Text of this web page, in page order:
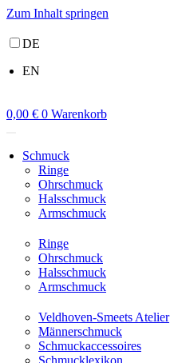
Zum Inhalt springen
DE
EN
0,00 € 0 Warenkorb
Schmuck
Ringe
Ohrschmuck
Halsschmuck
Armschmuck
Ringe
Ohrschmuck
Halsschmuck
Armschmuck
Veldhoven-Smeets Atelier
Männerschmuck
Schmuckaccessoires
Schmucklexikon